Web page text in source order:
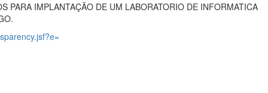
PARA IMPLANTAÇÃO DE UM LABORATORIO DE INFORMATICA